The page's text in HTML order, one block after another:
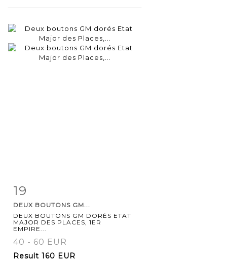
Item detail
19
DEUX BOUTONS GM...
DEUX BOUTONS GM DORÉS ETAT
MAJOR DES PLACES, 1ER
EMPIRE...
40 - 60 EUR
Result 160 EUR